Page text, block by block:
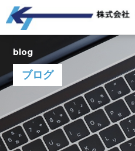
blog
ブログ